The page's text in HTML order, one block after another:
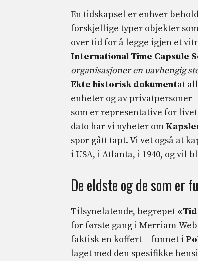
En tidskapsel er enhver
forskjellige typer objekter
over tid for å legge igjen et
International Time Capsule
organisasjoner en uavhengig
Ekte historisk dokumentat
enheter og av privatpersoner
som er representative for
dato har vi nyheter om
spor gått tapt. Vi vet også at
i USA, i Atlanta, i 1940, og vil
De eldste og de som er
Tilsynelatende, begrepet
for første gang i Merriam-
faktisk en koffert – funnet i
laget med den spesifikke